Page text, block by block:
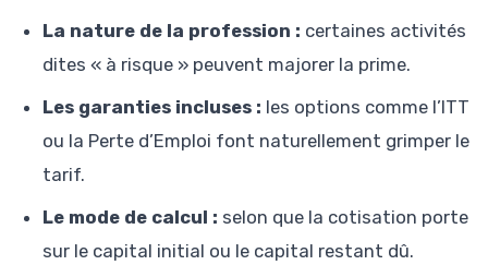
La nature de la profession : certaines activités
dites « à risque » peuvent majorer la prime.
Les garanties incluses : les options comme l’ITT
ou la Perte d’Emploi font naturellement grimper le
tarif.
Le mode de calcul : selon que la cotisation porte
sur le capital initial ou le capital restant dû.